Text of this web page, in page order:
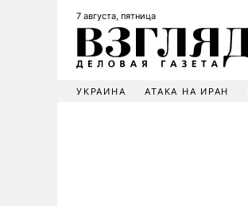
7 августа, пятница
УКРАИНА АТАКА НА ИРАН